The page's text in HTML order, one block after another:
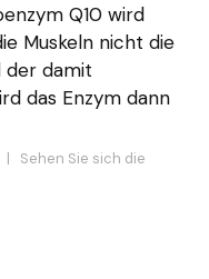
Q10 wird
Muskeln nicht die
der damit
das Enzym dann
| Sehen Sie sich die